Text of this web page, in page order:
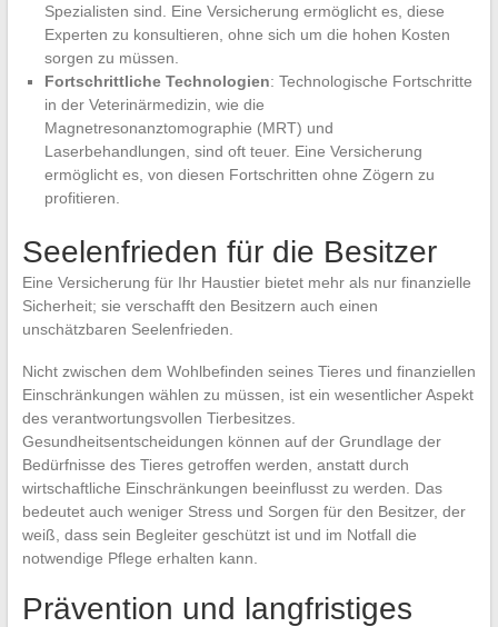
Spezialisten sind. Eine Versicherung ermöglicht es, diese
Experten zu konsultieren, ohne sich um die hohen Kosten
sorgen zu müssen.
Fortschrittliche Technologien: Technologische Fortschritte
in der Veterinärmedizin, wie die
Magnetresonanztomographie (MRT) und
Laserbehandlungen, sind oft teuer. Eine Versicherung
ermöglicht es, von diesen Fortschritten ohne Zögern zu
profitieren.
Seelenfrieden für die Besitzer
Eine Versicherung für Ihr Haustier bietet mehr als nur finanzielle
Sicherheit; sie verschafft den Besitzern auch einen
unschätzbaren Seelenfrieden.
Nicht zwischen dem Wohlbefinden seines Tieres und finanziellen
Einschränkungen wählen zu müssen, ist ein wesentlicher Aspekt
des verantwortungsvollen Tierbesitzes.
Gesundheitsentscheidungen können auf der Grundlage der
Bedürfnisse des Tieres getroffen werden, anstatt durch
wirtschaftliche Einschränkungen beeinflusst zu werden. Das
bedeutet auch weniger Stress und Sorgen für den Besitzer, der
weiß, dass sein Begleiter geschützt ist und im Notfall die
notwendige Pflege erhalten kann.
Prävention und langfristiges